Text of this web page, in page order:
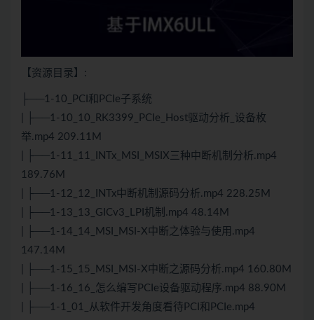
【资源目录】:
├──1-10_PCI和PCIe子系统
| ├──1-10_10_RK3399_PCIe_Host驱动分析_设备枚
举.mp4 209.11M
| ├──1-11_11_INTx_MSI_MSIX三种中断机制分析.mp4
189.76M
| ├──1-12_12_INTx中断机制源码分析.mp4 228.25M
| ├──1-13_13_GICv3_LPI机制.mp4 48.14M
| ├──1-14_14_MSI_MSI-X中断之体验与使用.mp4
147.14M
| ├──1-15_15_MSI_MSI-X中断之源码分析.mp4 160.80M
| ├──1-16_16_怎么编写PCIe设备驱动程序.mp4 88.90M
| ├──1-1_01_从软件开发角度看待PCI和PCIe.mp4